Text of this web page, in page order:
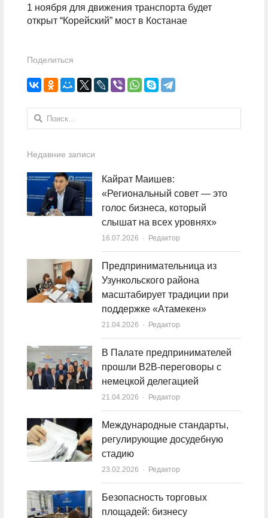
1 ноября для движения транспорта будет
открыт “Корейский” мост в Костанае
Поделиться
Найти:
Недавние записи
Кайрат Маишев:
«Региональный совет — это
голос бизнеса, который
слышат на всех уровнях»
16.07.2026 Author
Редактор
Предпринимательница из
Узункольского района
масштабирует традиции при
поддержке «Атамекен»
21.04.2026 Author
Редактор
В Палате предпринимателей
прошли B2B-переговоры с
немецкой делегацией
21.04.2026 Author
Редактор
Международные стандарты,
регулирующие досудебную
стадию
23.02.2026 Author
Редактор
Безопасность торговых
площадей: бизнесу